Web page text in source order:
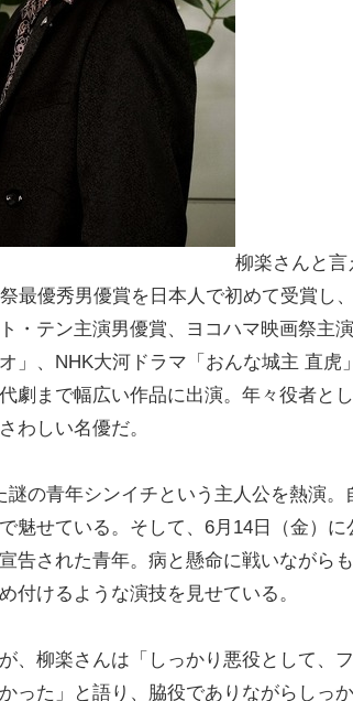
柳楽さんと言
最優秀男優賞を日本人で初めて受賞し
・テン主演男優賞、ヨコハマ映画祭主
」、NHK大河ドラマ「おんな城主 直虎
劇まで幅広い作品に出演。年々役者と
わしい名優だ。
の青年シンイチという主人公を熱演。
魅せている。そして、6月14日（金）に
告された青年。病と懸命に戦いながら
付けるような演技を見せている。
、柳楽さんは「しっかり悪役として、
った」と語り、脇役でありながらしっ